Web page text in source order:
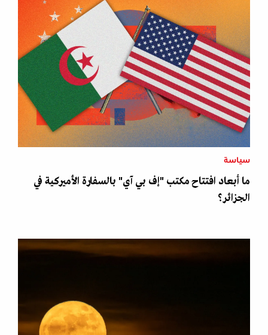
سياسة
ما أبعاد افتتاح مكتب "إف بي آي" بالسفارة الأميركية في
الجزائر؟